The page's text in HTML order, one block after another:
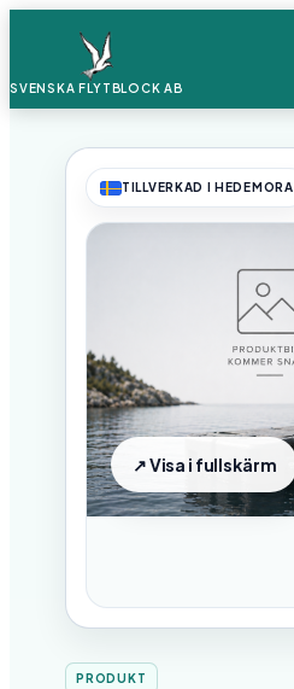
SVENSKA FLYTBLOCK AB
TILLVERKAD I HEDEMORA
PRODUKT